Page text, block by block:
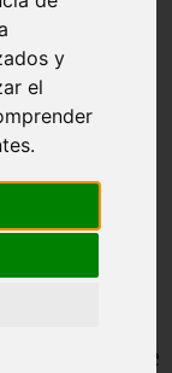
y
el
De Controle
De Controle